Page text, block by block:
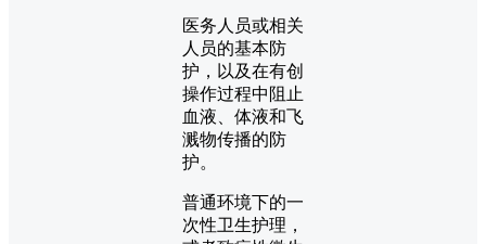
医务人员或相关
人员的基本防
护，以及在有创
操作过程中阻止
血液、体液和飞
溅物传播的防
护。
普通环境下的一
次性卫生护理，